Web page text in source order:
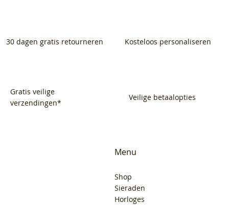
30 dagen gratis retourneren Kosteloos personaliseren
Gratis veilige
verzendingen*
Veilige betaalopties
Menu
Shop
Sieraden
Horloges